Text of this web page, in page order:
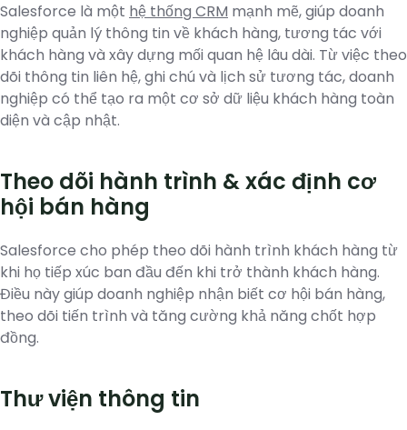
Salesforce là một hệ thống CRM mạnh mẽ, giúp doanh
nghiệp quản lý thông tin về khách hàng, tương tác với
khách hàng và xây dựng mối quan hệ lâu dài. Từ việc theo
dõi thông tin liên hệ, ghi chú và lịch sử tương tác, doanh
nghiệp có thể tạo ra một cơ sở dữ liệu khách hàng toàn
diện và cập nhật.
Theo dõi hành trình & xác định cơ
hội bán hàng
Salesforce cho phép theo dõi hành trình khách hàng từ
khi họ tiếp xúc ban đầu đến khi trở thành khách hàng.
Điều này giúp doanh nghiệp nhận biết cơ hội bán hàng,
theo dõi tiến trình và tăng cường khả năng chốt hợp
đồng.
Thư viện thông tin